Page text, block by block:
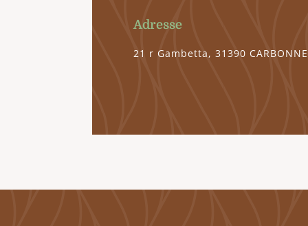
Adresse
21 r Gambetta, 31390 CARBONNE